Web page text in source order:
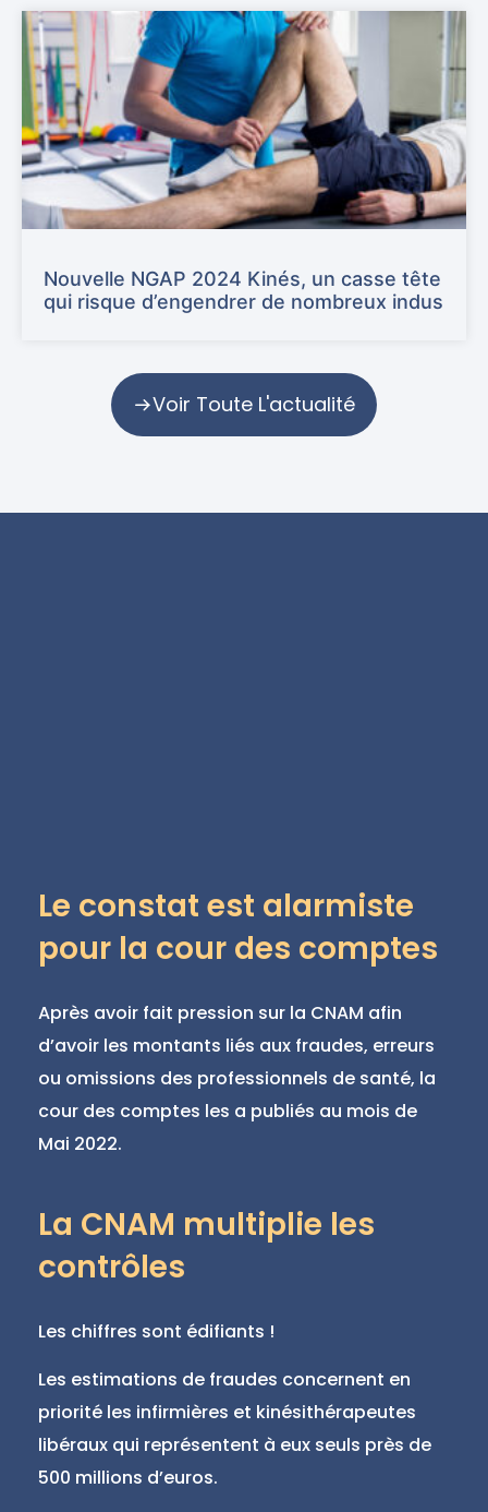
Nouvelle NGAP 2024 Kinés, un casse tête
qui risque d’engendrer de nombreux indus
Voir Toute L'actualité
Le constat est alarmiste
pour la cour des comptes
Après avoir fait pression sur la CNAM afin
d’avoir les montants liés aux fraudes, erreurs
ou omissions des professionnels de santé, la
cour des comptes les a publiés au mois de
Mai 2022.
La CNAM multiplie les
contrôles
Les chiffres sont édifiants !
Les estimations de fraudes concernent en
priorité les infirmières et kinésithérapeutes
libéraux qui représentent à eux seuls près de
500 millions d’euros.